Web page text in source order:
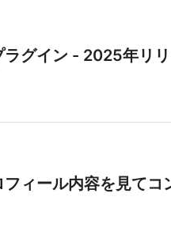
グイン - 2025年リ
ィール内容を見てコ